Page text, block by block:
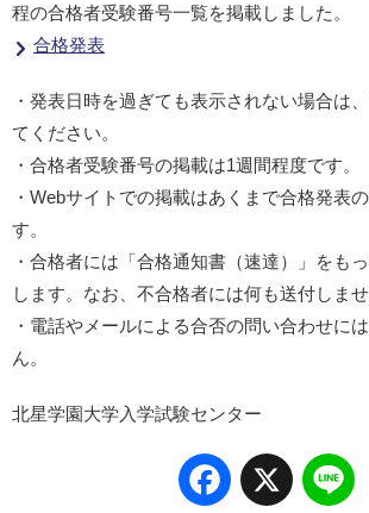
程の合格者受験番号一覧を掲載しました。
合格発表
・発表日時を過ぎても表示されない場合は
てください。
・合格者受験番号の掲載は1週間程度です。
・Webサイトでの掲載はあくまで合格発表
す。
・合格者には「合格通知書（速達）」をも
します。なお、不合格者には何も送付しませ
・電話やメールによる合否の問い合わせに
ん。
北星学園大学入学試験センター
X